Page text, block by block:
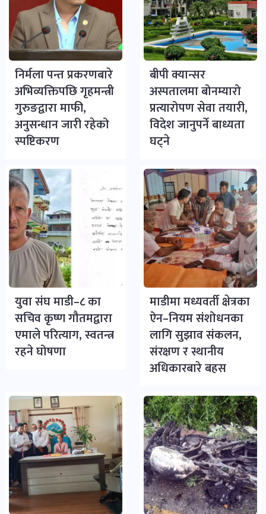
निर्मला पन्त प्रकरणबारे
अभिव्यक्तिपछि गृहमन्त्री
गुरुङद्वारा माफी,
अनुसन्धान जारी रहेको
स्पष्टिकरण
बीपी क्यान्सर
अस्पतालमा बोनम्यारो
प्रत्यारोपण सेवा तयारी,
विदेश जानुपर्ने बाध्यता
घट्ने
युवा संघ माडी–८ का
सचिव कृष्ण गौतमद्वारा
एमाले परित्याग, स्वतन्त्र
रहने घोषणा
माडीमा मध्यवर्ती क्षेत्रका
ऐन–नियम संशोधनका
लागि सुझाव संकलन,
संरक्षण र स्थानीय
अधिकारबारे बहस